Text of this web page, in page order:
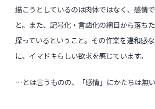
描こうとしているのは肉体ではなく、感情
と。また、記号化・言語化の網目から落ち
探っているということ。その作業を違和感
に、イマドキらしい欲求を感じています。
…とは言うものの、「感情」にかたちは無い